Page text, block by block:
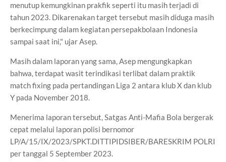
menutup kemungkinan prakfik seperti itu masih terjadi di
tahun 2023. Dikarenakan target tersebut masih diduga masih
berkecimpung dalam kegiatan persepakbolaan Indonesia
sampai saat ini," ujar Asep.
Masih dalam laporan yang sama, Asep mengungkapkan
bahwa, terdapat wasit terindikasi terlibat dalam praktik
match fixing pada pertandingan Liga 2 antara klub X dan klub
Y pada November 2018.
Menerima laporan tersebut, Satgas Anti-Mafia Bola bergerak
cepat melalui laporan polisi bernomor
LP/A/15/IX/2023/SPKT.DITTIPIDSIBER/BARESKRIM POLRI
per tanggal 5 September 2023.